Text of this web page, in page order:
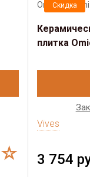
Скидка
плитка
Vives
3 754